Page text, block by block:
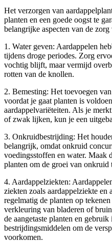
Het verzorgen van
planten en een goede oogst te
belangrijke aspecten van de
1. Water geven: Aardappelen
tijdens droge periodes. Zorg
vochtig blijft, maar vermijd
rotten van de knollen.
2. Bemesting: Het toevoegen
voordat je gaat planten is
aardappelvariëteiten. Als je
of zwak lijken, kun je een
3. Onkruidbestrijding: Het
belangrijk, omdat onkruid
voedingsstoffen en water. Maak
planten om de groei van onkruid
4. Aardappelziekten:
ziekten zoals aardappelziekte en
regelmatig de planten op
verkleuring van bladeren of
de aangetaste planten en
bestrijdingsmiddelen om de
voorkomen.